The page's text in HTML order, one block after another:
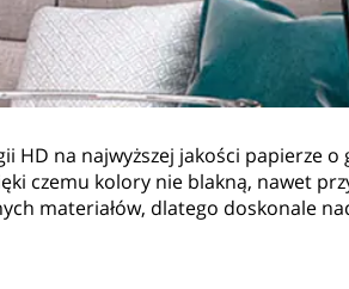
HD na najwyższej jakości papierze
czemu kolory nie blakną, nawet
materiałów, dlatego doskonale